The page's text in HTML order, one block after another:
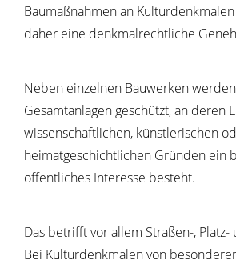
Baumaßnahmen an
daher eine denkmalrechtliche
Neben einzelnen Bauwerken
Gesamtanlagen geschützt, an deren
wissenschaftlichen, künstlerischen
heimatgeschichtlichen Gründen ein
öffentliches Interesse besteht.
Das betrifft vor allem Straßen-,
Bei Kulturdenkmalen von